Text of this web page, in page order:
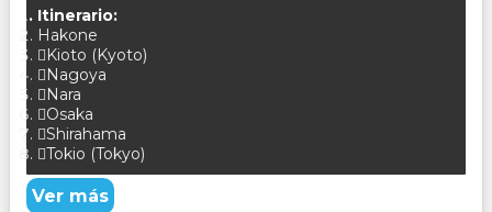
Itinerario:
Hakone
Kioto (Kyoto)
Nagoya
Nara
Osaka
Shirahama
Tokio (Tokyo)
Ver más